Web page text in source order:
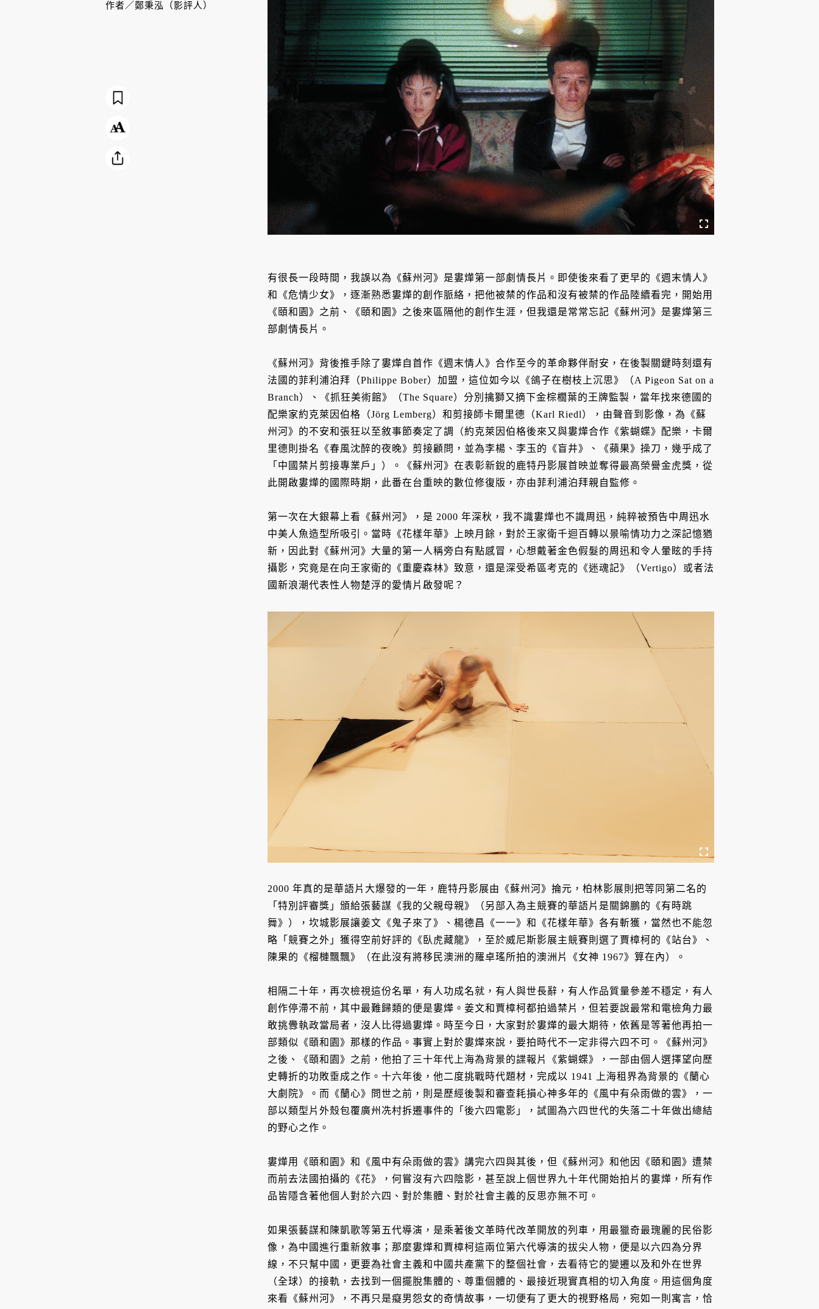
有很長一段時間，我誤以為《蘇州河》是婁燁第一部劇情長片。即使後來看了更早的《週末情人》
和《危情少女》，逐漸熟悉婁燁的創作脈絡，把他被禁的作品和沒有被禁的作品陸續看完，開始用
《頤和園》之前、《頤和園》之後來區隔他的創作生涯，但我還是常常忘記《蘇州河》是婁燁第三
部劇情長片。
《蘇州河》背後推手除了婁燁自首作《週末情人》合作至今的革命夥伴耐安，在後製關鍵時刻還有
法國的菲利浦泊拜（Philippe Bober）加盟，這位如今以《鴿子在樹枝上沉思》（A Pigeon Sat on a
Branch）、《抓狂美術館》（The Square）分別擒獅又摘下金棕櫚葉的王牌監製，當年找來德國的
配樂家約克萊因伯格（Jörg Lemberg）和剪接師卡爾里德（Karl Riedl），由聲音到影像，為《蘇
州河》的不安和張狂以至敘事節奏定了調（約克萊因伯格後來又與婁燁合作《紫蝴蝶》配樂，卡爾
里德則掛名《春風沈醉的夜晚》剪接顧問，並為李楊、李玉的《盲井》、《蘋果》操刀，幾乎成了
「中國禁片剪接專業戶」）。《蘇州河》在表彰新銳的鹿特丹影展首映並奪得最高榮譽金虎獎，從
此開啟婁燁的國際時期，此番在台重映的數位修復版，亦由菲利浦泊拜親自監修。
第一次在大銀幕上看《蘇州河》，是 2000 年深秋，我不識婁燁也不識周迅，純粹被預告中周迅水
中美人魚造型所吸引。當時《花樣年華》上映月餘，對於王家衛千迴百轉以景喻情功力之深記憶猶
新，因此對《蘇州河》大量的第一人稱旁白有點感冒，心想戴著金色假髮的周迅和令人暈眩的手持
攝影，究竟是在向王家衛的《重慶森林》致意，還是深受希區考克的《迷魂記》（Vertigo）或者法
國新浪潮代表性人物楚浮的愛情片啟發呢？
2000 年真的是華語片大爆發的一年，鹿特丹影展由《蘇州河》掄元，柏林影展則把等同第二名的
「特別評審獎」頒給張藝謀《我的父親母親》（另部入為主競賽的華語片是關錦鵬的《有時跳
舞》），坎城影展讓姜文《鬼子來了》、楊德昌《一一》和《花樣年華》各有斬獲，當然也不能忽
略「競賽之外」獲得空前好評的《臥虎藏龍》，至於威尼斯影展主競賽則選了賈樟柯的《站台》、
陳果的《榴槤飄飄》（在此沒有將移民澳洲的羅卓瑤所拍的澳洲片《女神 1967》算在內）。
相隔二十年，再次檢視這份名單，有人功成名就，有人與世長辭，有人作品質量參差不穩定，有人
創作停滯不前，其中最難歸類的便是婁燁。姜文和賈樟柯都拍過禁片，但若要說最常和電檢角力最
敢挑釁執政當局者，沒人比得過婁燁。時至今日，大家對於婁燁的最大期待，依舊是等著他再拍一
部類似《頤和園》那樣的作品。事實上對於婁燁來說，要拍時代不一定非得六四不可。《蘇州河》
之後、《頤和園》之前，他拍了三十年代上海為背景的諜報片《紫蝴蝶》，一部由個人選擇望向歷
史轉折的功敗垂成之作。十六年後，他二度挑戰時代題材，完成以 1941 上海租界為背景的《蘭心
大劇院》。而《蘭心》問世之前，則是歷經後製和審查耗損心神多年的《風中有朵雨做的雲》，一
部以類型片外殼包覆廣州冼村拆遷事件的「後六四電影」，試圖為六四世代的失落二十年做出總結
的野心之作。
婁燁用《頤和園》和《風中有朵雨做的雲》講完六四與其後，但《蘇州河》和他因《頤和園》遭禁
而前去法國拍攝的《花》，何嘗沒有六四陰影，甚至說上個世界九十年代開始拍片的婁燁，所有作
品皆隱含著他個人對於六四、對於集體、對於社會主義的反思亦無不可。
如果張藝謀和陳凱歌等第五代導演，是乘著後文革時代改革開放的列車，用最獵奇最瑰麗的民俗影
像，為中國進行重新敘事；那麼婁燁和賈樟柯這兩位第六代導演的拔尖人物，便是以六四為分界
線，不只幫中國，更要為社會主義和中國共產黨下的整個社會，去看待它的變遷以及和外在世界
（全球）的接軌，去找到一個擺脫集體的、尊重個體的、最接近現實真相的切入角度。用這個角度
來看《蘇州河》，不再只是癡男怨女的奇情故事，一切便有了更大的視野格局，宛如一則寓言，恰
作者／鄭秉泓（影評人）